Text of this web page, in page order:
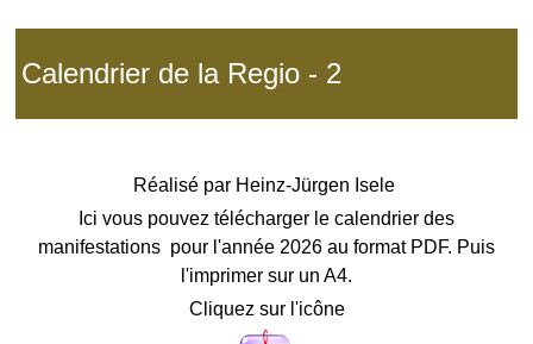
Calendrier de la Regio - 2
Réalisé par Heinz-Jürgen Isele
Ici vous pouvez télécharger le calendrier des
manifestations pour l'année 2026 au format PDF. Puis
l'imprimer sur un A4.
Cliquez sur l'icône